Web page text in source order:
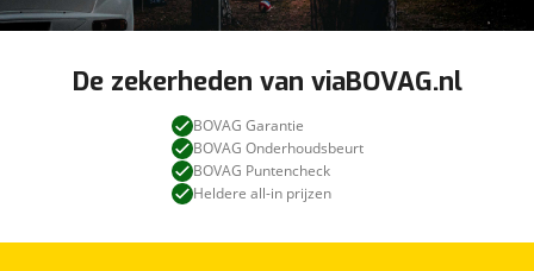
De zekerheden van viaBOVAG.nl
BOVAG Garantie
BOVAG Onderhoudsbeurt
BOVAG Puntencheck
Heldere all-in prijzen